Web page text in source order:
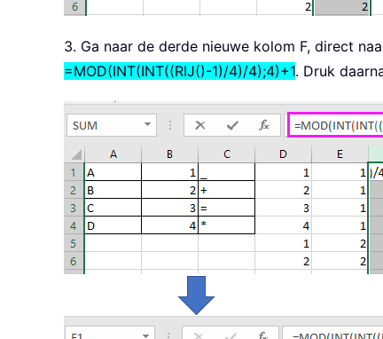
3. Ga naar de derde nieuwe kolom F, direct
=MOD(INT(INT((RIJ()-1)/4)/4);4)+1. Druk